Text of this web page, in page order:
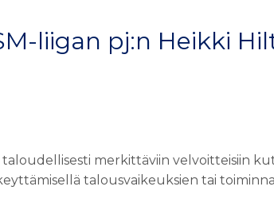
liigan pj:n Heikki
merkittäviin velvoitteisiin
talousvaikeuksien tai